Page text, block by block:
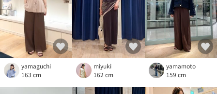
yamaguchi
163 cm
miyuki
162 cm
yamamoto
159 cm